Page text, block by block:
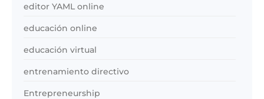
editor YAML online
educación online
educación virtual
entrenamiento directivo
Entrepreneurship